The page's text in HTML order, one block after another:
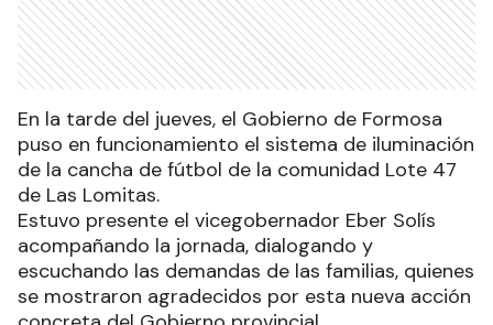
En la tarde del jueves, el Gobierno de Formosa
puso en funcionamiento el sistema de iluminación
de la cancha de fútbol de la comunidad Lote 47
de Las Lomitas.
Estuvo presente el vicegobernador Eber Solís
acompañando la jornada, dialogando y
escuchando las demandas de las familias, quienes
se mostraron agradecidos por esta nueva acción